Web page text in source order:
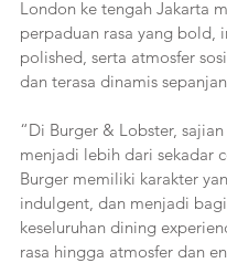
London ke tengah Jakarta
perpaduan rasa yang bold,
polished, serta atmosfer
dan terasa dinamis
“Di Burger & Lobster,
menjadi lebih dari sekadar
Burger memiliki karakter
indulgent, dan menjadi
keseluruhan dining
rasa hingga atmosfer dan